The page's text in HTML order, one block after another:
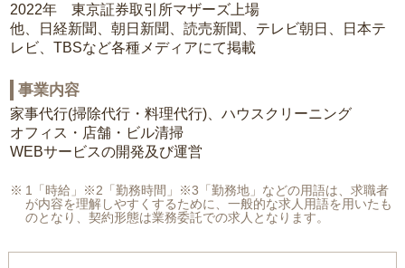
2022年 東京証券取引所マザーズ上場
他、日経新聞、朝日新聞、読売新聞、テレビ朝日、日本テ
レビ、TBSなど各種メディアにて掲載
事業内容
家事代行(掃除代行・料理代行)、ハウスクリーニング
オフィス・店舗・ビル清掃
WEBサービスの開発及び運営
1「時給」※2「勤務時間」※3「勤務地」などの用語は、求職者
が内容を理解しやすくするために、一般的な求人用語を用いたも
のとなり、契約形態は業務委託での求人となります。